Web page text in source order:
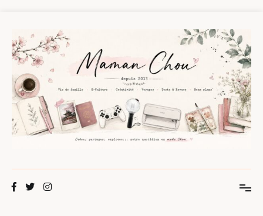
contenu
Maman Chou